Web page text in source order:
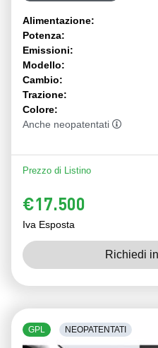
Alimentazione:
Potenza:
Emissioni:
Modello:
Cambio:
Trazione:
Colore:
Anche neopatentati
Prezzo di Listino
€17.500
Iva Esposta
Richiedi
GPL NEOPATENTATI